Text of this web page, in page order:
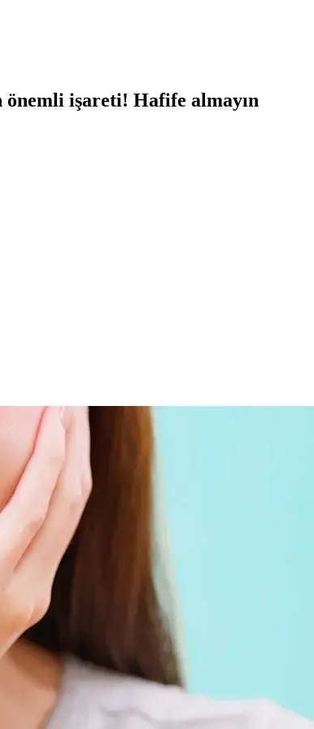
önemli işareti! Hafife almayın